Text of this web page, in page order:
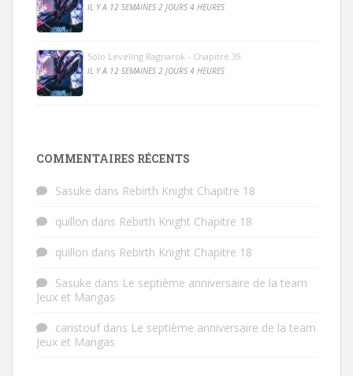
IL Y A 12 SEMAINES 2 JOURS 4 HEURES
Solo Leveling Ragnarok - Chapitre 39
IL Y A 12 SEMAINES 2 JOURS 4 HEURES
COMMENTAIRES RÉCENTS
Sasuke dans Rebirth Knight Chapitre 18
quillon dans Rebirth Knight Chapitre 18
quillon dans Rebirth Knight Chapitre 18
Sasuke dans Le septième anniversaire de la team
Jeux et Mangas
caristoufdans Le septième anniversaire de la team
Jeux et Mangas